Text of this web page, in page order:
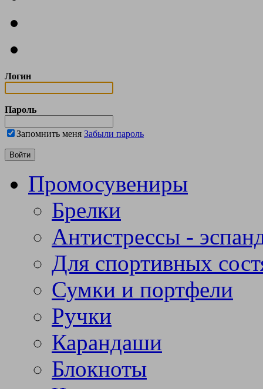
Логин
Пароль
Запомнить меня Забыли пароль
Промосувениры
Брелки
Антистрессы -
Для спортивных
Сумки и портфели
Ручки
Карандаши
Блокноты